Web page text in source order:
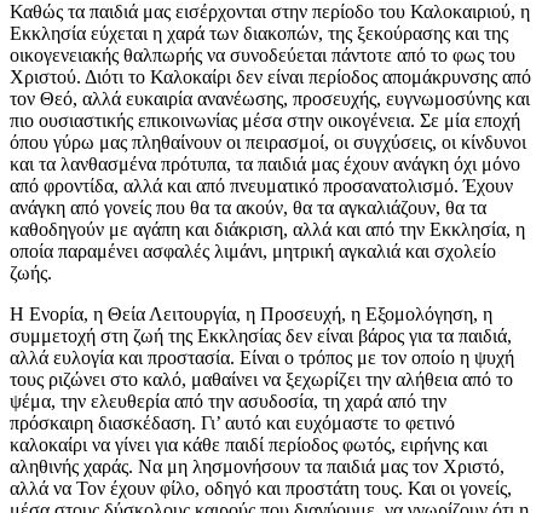
​Καθώς τα παιδιά μας εισέρχονται στην περίοδο του Καλοκαιριού, η
Εκκλησία εύχεται η χαρά των διακοπών, της ξεκούρασης και της
οικογενειακής θαλπωρής να συνοδεύεται πάντοτε από το φως του
Χριστού. Διότι το Καλοκαίρι δεν είναι περίοδος απομάκρυνσης από
τον Θεό, αλλά ευκαιρία ανανέωσης, προσευχής, ευγνωμοσύνης και
πιο ουσιαστικής επικοινωνίας μέσα στην οικογένεια. Σε μία εποχή
όπου γύρω μας πληθαίνουν οι πειρασμοί, οι συγχύσεις, οι κίνδυνοι
και τα λανθασμένα πρότυπα, τα παιδιά μας έχουν ανάγκη όχι μόνο
από φροντίδα, αλλά και από πνευματικό προσανατολισμό. Έχουν
ανάγκη από γονείς που θα τα ακούν, θα τα αγκαλιάζουν, θα τα
καθοδηγούν με αγάπη και διάκριση, αλλά και από την Εκκλησία, η
οποία παραμένει ασφαλές λιμάνι, μητρική αγκαλιά και σχολείο
ζωής.
​Η Ενορία, η Θεία Λειτουργία, η Προσευχή, η Εξομολόγηση, η
συμμετοχή στη ζωή της Εκκλησίας δεν είναι βάρος για τα παιδιά,
αλλά ευλογία και προστασία. Είναι ο τρόπος με τον οποίο η ψυχή
τους ριζώνει στο καλό, μαθαίνει να ξεχωρίζει την αλήθεια από το
ψέμα, την ελευθερία από την ασυδοσία, τη χαρά από την
πρόσκαιρη διασκέδαση. Γι’ αυτό και ευχόμαστε το φετινό
καλοκαίρι να γίνει για κάθε παιδί περίοδος φωτός, ειρήνης και
αληθινής χαράς. Να μη λησμονήσουν τα παιδιά μας τον Χριστό,
αλλά να Τον έχουν φίλο, οδηγό και προστάτη τους. Και οι γονείς,